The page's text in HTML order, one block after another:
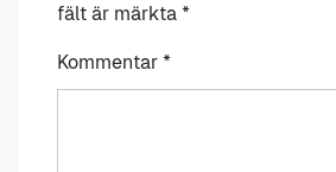
fält är märkta *
Kommentar *